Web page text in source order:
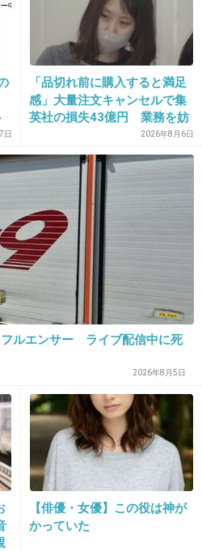
ルでケンカ勃
都市線が大幅
ンカ勃発 通勤時間帯の東急・田園都
「鷺沼駅で『乗りまーす』と言いなが
た客が、溝の口駅で『降りまーす』と
、喧嘩です」「...
+105
だよねマツコ!!
い!!
日
「品切れ前に購入すると満足
感」大量注文キャンセルで集
英社の損失43億円 業務を妨
害した疑いで32歳女を逮捕
2026年8月6日
ルエンサー ライブ配信中に死
2026年8月5日
【俳優・女優】この役は神が
かっていた